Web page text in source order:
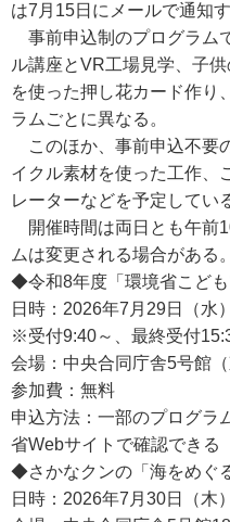
は7月15日にメールで通知す
事前申込制のプログラム
ル講座とVR工場見学、子
を使った押し花カード作り
ラムごとに異なる。
このほか、事前申込不要
イクル素材を使った工作、
レーターなどを予定してい
開催時間は両日とも午前
ムは変更される場合がある
◆令和8年度「環境省こども
日時：2026年7月29日（水
※受付9:40～、最終受付
会場：中央合同庁舎5号館
参加費：無料
申込方法：一部のプログラ
省Webサイトで確認できる
◆さかなクンの「海をめぐ
日時：2026年7月30日（木